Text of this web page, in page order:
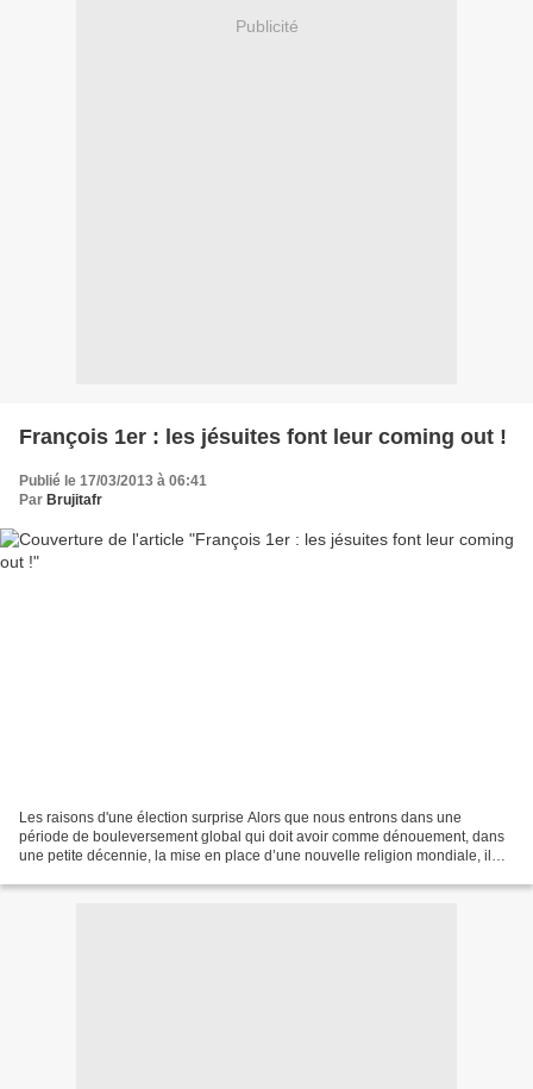
Publicité
François 1er : les jésuites font leur coming out !
Publié le 17/03/2013 à 06:41
Par Brujitafr
Les raisons d'une élection surprise Alors que nous entrons dans une
période de bouleversement global qui doit avoir comme dénouement, dans
une petite décennie, la mise en place d’une nouvelle religion mondiale, il